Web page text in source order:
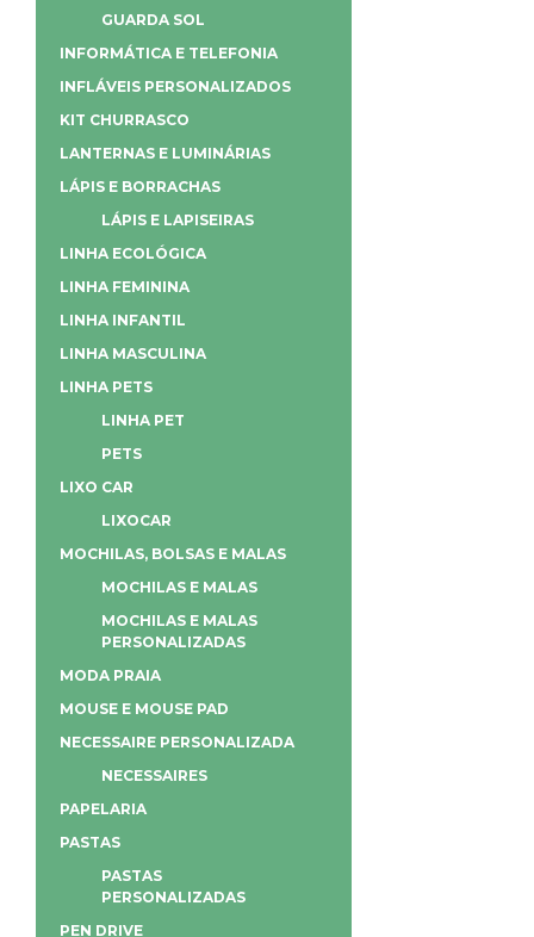
GUARDA SOL
INFORMÁTICA E TELEFONIA
INFLÁVEIS PERSONALIZADOS
KIT CHURRASCO
LANTERNAS E LUMINÁRIAS
LÁPIS E BORRACHAS
LÁPIS E LAPISEIRAS
LINHA ECOLÓGICA
LINHA FEMININA
LINHA INFANTIL
LINHA MASCULINA
LINHA PETS
LINHA PET
PETS
LIXO CAR
LIXOCAR
MOCHILAS, BOLSAS E MALAS
MOCHILAS E MALAS
MOCHILAS E MALAS
PERSONALIZADAS
MODA PRAIA
MOUSE E MOUSE PAD
NECESSAIRE PERSONALIZADA
NECESSAIRES
PAPELARIA
PASTAS
PASTAS
PERSONALIZADAS
PEN DRIVE